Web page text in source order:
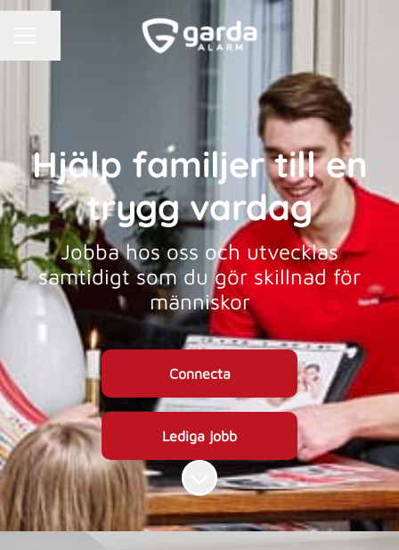
Hjälp familjer till en
trygg vardag
Jobba hos oss och utvecklas
samtidigt som du gör skillnad för
människor
Connecta
Lediga jobb
Skrolla för mer innehåll